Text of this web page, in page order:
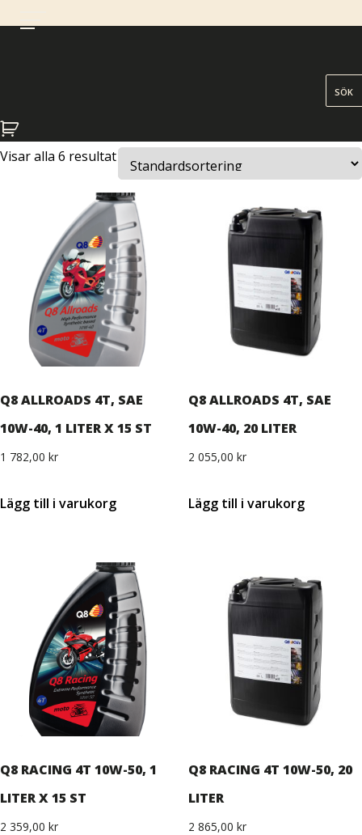
Visar alla 6 resultat
Q8 ALLROADS 4T, SAE
10W-40, 1 LITER X 15 ST
1 782,00 kr
Lägg till i varukorg
Q8 ALLROADS 4T, SAE
10W-40, 20 LITER
2 055,00 kr
Lägg till i varukorg
Q8 RACING 4T 10W-50, 1
LITER X 15 ST
2 359,00 kr
Q8 RACING 4T 10W-50, 20
LITER
2 865,00 kr